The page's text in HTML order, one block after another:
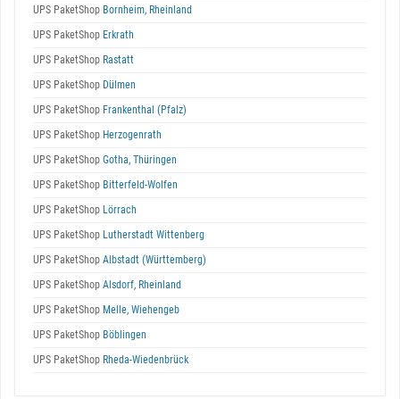
UPS PaketShop Bornheim, Rheinland
UPS PaketShop Erkrath
UPS PaketShop Rastatt
UPS PaketShop Dülmen
UPS PaketShop Frankenthal (Pfalz)
UPS PaketShop Herzogenrath
UPS PaketShop Gotha, Thüringen
UPS PaketShop Bitterfeld-Wolfen
UPS PaketShop Lörrach
UPS PaketShop Lutherstadt Wittenberg
UPS PaketShop Albstadt (Württemberg)
UPS PaketShop Alsdorf, Rheinland
UPS PaketShop Melle, Wiehengeb
UPS PaketShop Böblingen
UPS PaketShop Rheda-Wiedenbrück